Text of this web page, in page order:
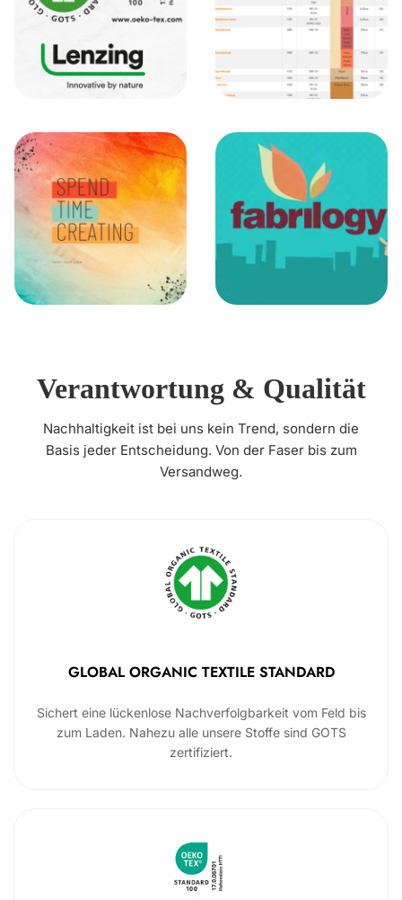
Verantwortung & Qualität
Nachhaltigkeit ist bei uns kein Trend, sondern die
Basis jeder Entscheidung. Von der Faser bis zum
Versandweg.
GLOBAL ORGANIC TEXTILE STANDARD
Sichert eine lückenlose Nachverfolgbarkeit vom Feld bis
zum Laden. Nahezu alle unsere Stoffe sind GOTS
zertifiziert.